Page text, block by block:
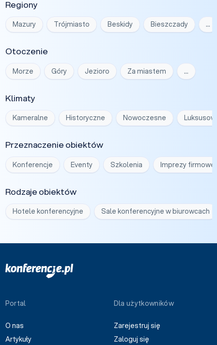
Regiony
Mazury Trójmiasto Beskidy Bieszczady …
Otoczenie
Morze Góry Jezioro Za miastem …
Klimaty
Kameralne Historyczne Nowoczesne
Przeznaczenie obiektów
Konferencje Eventy Szkolenia Imprezy firmowe
Rodzaje obiektów
Hotele konferencyjne Sale konferencyjne w biurowcach
Portal
O nas
Artykuły
Dla użytkowników
Zarejestruj się
Zaloguj się